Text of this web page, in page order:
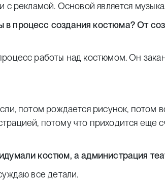
с рекламой. Основой является
процесс создания костюма? От
работы над костюмом. Он
потом рождается рисунок, потом
потому что приходится еще
костюм, а администрация
все детали.